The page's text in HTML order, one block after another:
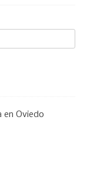
en Oviedo